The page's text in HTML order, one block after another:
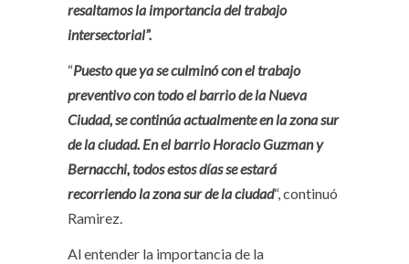
resaltamos la importancia del trabajo
intersectorial”.
“Puesto que ya se culminó con el trabajo
preventivo con todo el barrio de la Nueva
Ciudad, se continúa actualmente en la zona sur
de la ciudad. En el barrio Horacio Guzman y
Bernacchi, todos estos días se estará
recorriendo la zona sur de la ciudad“, continuó
Ramirez.
Al entender la importancia de la